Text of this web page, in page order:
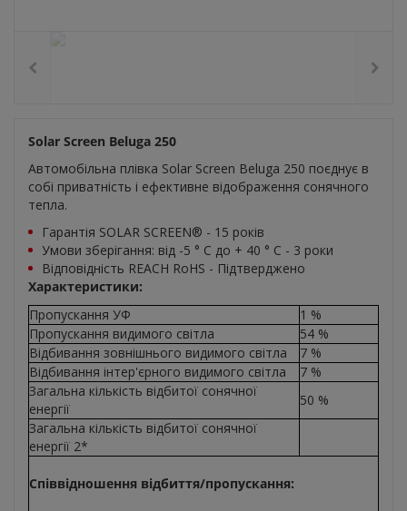
Solar Screen Beluga 250
Автомобільна плівка Solar Screen Beluga 250 поєднує в
собі приватність і ефективне відображення сонячного
тепла.
Гарантія SOLAR SCREEN® - 15 років
Умови зберігання: від -5 ° C до + 40 ° C - 3 роки
Відповідність REACH RoHS - Підтверджено
Характеристики:
Пропускання УФ
1 %
Пропускання видимого світла
54 %
Відбивання зовнішнього видимого світла
7 %
Відбивання інтер'єрного видимого світла
7 %
Загальна кількість відбитої сонячної
енергії
50 %
Загальна кількість відбитої сонячної
енергії 2*
Співвідношення відбиття/пропускання: